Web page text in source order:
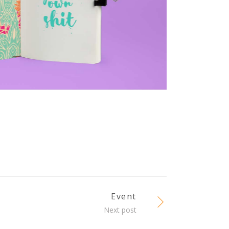
Event
Next post